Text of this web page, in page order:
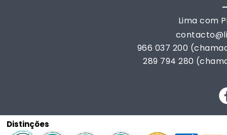
Lima com
966 037 200
289 794 280
Distinções